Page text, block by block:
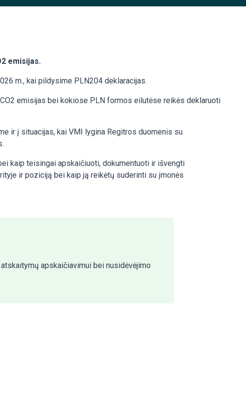
emisijas.
m., kai pildysime PLN204 deklaracijas.
emisijas bei kokiose PLN formos eilutėse reikės deklaruoti
ir į situacijas, kai VMI lygina Regitros duomenis su
kaip teisingai apskaičiuoti, dokumentuoti ir išvengti
ir poziciją bei kaip ją reikėtų suderinti su įmonės
apskaičiavimui bei nusidėvėjimo